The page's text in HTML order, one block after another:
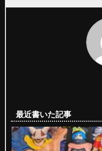
最近書いた記事